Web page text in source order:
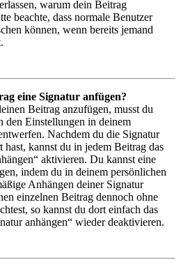
warum dein Beitrag
beachte, dass normale Benutzer
können, wenn bereits jemand
eine Signatur anfügen?
Beitrag anzufügen, musst du
den Einstellungen in deinem
Nachdem du die Signatur
hast, kannst du in jedem Beitrag das
aktivieren. Du kannst eine
indem du in deinem persönlichen
Anhängen deiner Signatur
einzelnen Beitrag dennoch ohne
so kannst du dort einfach das
anhängen“ wieder deaktivieren.